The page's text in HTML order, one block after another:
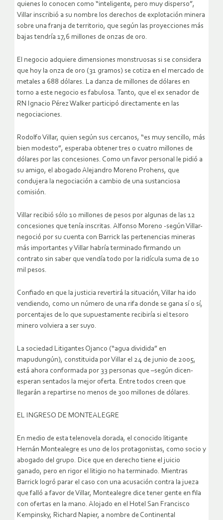
quienes lo conocen como “inteligente, pero muy disperso”,
Villar inscribió a su nombre los derechos de explotación minera
sobre una franja de territorio, que según las proyecciones más
bajas tendría 17,6 millones de onzas de oro.
El negocio adquiere dimensiones monstruosas si se considera
que hoy la onza de oro (31 gramos) se cotiza en el mercado de
metales a 688 dólares. La danza de millones de dólares en
torno a este negocio es fabulosa. Tanto, que el ex senador de
RN Ignacio Pérez Walker participó directamente en las
negociaciones.
Rodolfo Villar, quien según sus cercanos, “es muy sencillo, más
bien modesto”, esperaba obtener tres o cuatro millones de
dólares por las concesiones. Como un favor personal le pidió a
su amigo, el abogado Alejandro Moreno Prohens, que
condujera la negociación a cambio de una sustanciosa
comisión.
Villar recibió sólo 10 millones de pesos por algunas de las 12
concesiones que tenía inscritas. Alfonso Moreno -según Villar-
negoció por su cuenta con Barrick las pertenencias mineras
más importantes y Villar habría terminado firmando un
contrato sin saber que vendía todo por la ridícula suma de 10
mil pesos.
Confiado en que la justicia revertirá la situación, Villar ha ido
vendiendo, como un número de una rifa donde se gana sí o sí,
porcentajes de lo que supuestamente recibiría si el tesoro
minero volviera a ser suyo.
La sociedad Litigantes Ojanco (“agua dividida” en
mapudungún), constituida por Villar el 24 de junio de 2005,
está ahora conformada por 33 personas que –según dicen-
esperan sentados la mejor oferta. Entre todos creen que
llegarán a repartirse no menos de 300 millones de dólares.
EL INGRESO DE MONTEALEGRE
En medio de esta telenovela dorada, el conocido litigante
Hernán Montealegre es uno de los protagonistas, como socio y
abogado del grupo. Dice que en derecho tiene el juicio
ganado, pero en rigor el litigio no ha terminado. Mientras
Barrick logró parar el caso con una acusación contra la jueza
que falló a favor de Villar, Montealegre dice tener gente en fila
con ofertas en la mano. Alojado en el Hotel San Francisco
Kempinsky, Richard Napier, a nombre de Continental